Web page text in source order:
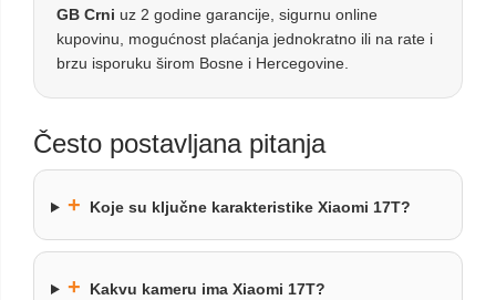
GB Crni uz 2 godine garancije, sigurnu online
kupovinu, mogućnost plaćanja jednokratno ili na rate i
brzu isporuku širom Bosne i Hercegovine.
Često postavljana pitanja
+ Koje su ključne karakteristike Xiaomi 17T?
+ Kakvu kameru ima Xiaomi 17T?